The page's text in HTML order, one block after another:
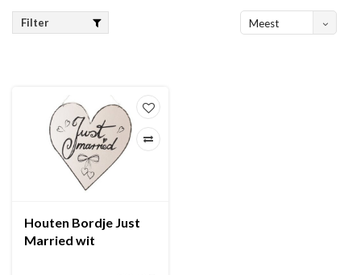
Filter
Meest
Houten Bordje Just
Married wit